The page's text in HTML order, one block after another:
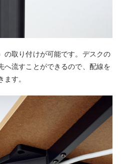
の取り付けが可能です。デスクの
へ流すことができるので、配線を
す。